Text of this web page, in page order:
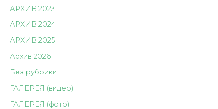
АРХИВ 2023
АРХИВ 2024
АРХИВ 2025
Архив 2026
Без рубрики
ГАЛЕРЕЯ (видео)
ГАЛЕРЕЯ (фото)